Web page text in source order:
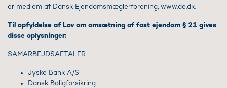
er medlem af Dansk Ejendomsmæglerforening, www.de.dk.
Til opfyldelse af Lov om omsætning af fast ejendom § 21 gives
disse oplysninger:
SAMARBEJDSAFTALER
Jyske Bank A/S
Dansk Boligforsikring